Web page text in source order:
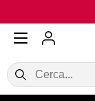
Vai al contenuto